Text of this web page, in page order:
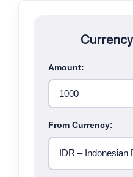
Amount:
From Currency: